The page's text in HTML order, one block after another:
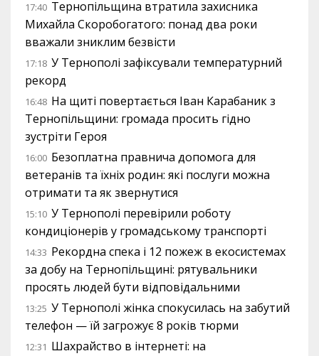
17:40 Тернопільщина втратила захисника
Михайла Скоробогатого: понад два роки
вважали зниклим безвісти
17:18 У Тернополі зафіксували температурний
рекорд
16:48 На щиті повертається Іван Карабаник з
Тернопільщини: громада просить гідно
зустріти Героя
16:00 Безоплатна правнича допомога для
ветеранів та їхніх родин: які послуги можна
отримати та як звернутися
15:10 У Тернополі перевірили роботу
кондиціонерів у громадському транспорті
14:33 Рекордна спека і 12 пожеж в екосистемах
за добу на Тернопільщині: рятувальники
просять людей бути відповідальними
13:25 У Тернополі жінка спокусилась на забутий
телефон — їй загрожує 8 років тюрми
12:31 Шахрайство в інтернеті: на